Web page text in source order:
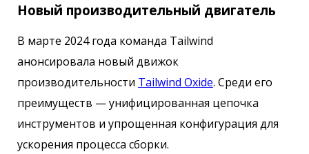
Новый производительный двигатель
В марте 2024 года команда Tailwind
анонсировала новый движок
производительности Tailwind Oxide. Среди его
преимуществ — унифицированная цепочка
инструментов и упрощенная конфигурация для
ускорения процесса сборки.